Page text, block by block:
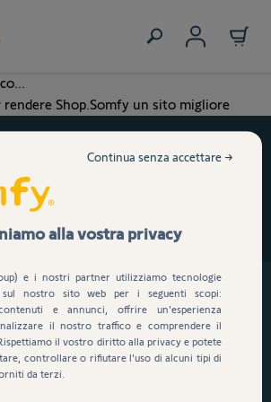
Shop.Somfy un sito migliore
Consegna gratuita a partire da 149€
Pagamento 100% criptato e sicuro
14 giorni per il reso
Assistenza veloce e affidabile
alla vostra privacy
e i nostri partner utilizziamo tecnologie
nostro sito web per i seguenti scopi:
e annunci, offrire un'esperienza
il nostro traffico e comprendere il
il vostro diritto alla privacy e potete
controllare o rifiutare l'uso di alcuni tipi di
da terzi.
Continua senza accettare →